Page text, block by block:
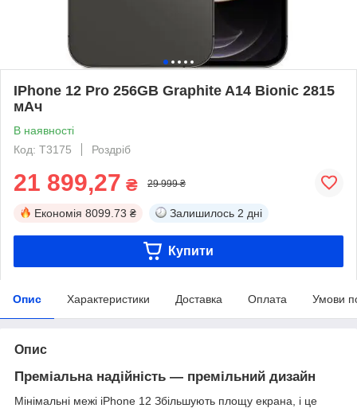
IPhone 12 Pro 256GB Graphite A14 Bionic 2815
мАч
В наявності
Код: T3175
Роздріб
21 899,27 ₴ 29 999 ₴
Економія 8099.73 ₴ Залишилось 2 дні
Купити
Опис Характеристики Доставка Оплата Умови
Опис
Преміальна надійність — премільний дизайн
Мінімальні межі iPhone 12 Збільшують площу екрана, і це